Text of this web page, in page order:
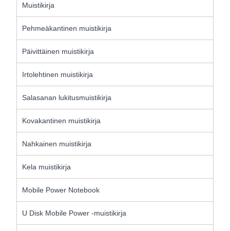
Muistikirja
Pehmeäkantinen muistikirja
Päivittäinen muistikirja
Irtolehtinen muistikirja
Salasanan lukitusmuistikirja
Kovakantinen muistikirja
Nahkainen muistikirja
Kela muistikirja
Mobile Power Notebook
U Disk Mobile Power -muistikirja